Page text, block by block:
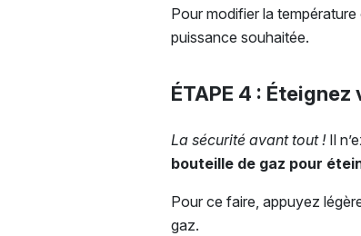
Pour modifier la
puissance souhaitée.
ÉTAPE 4 :
La sécurité avant tout ! Il
bouteille de gaz pour
Pour ce faire, appuyez
gaz.